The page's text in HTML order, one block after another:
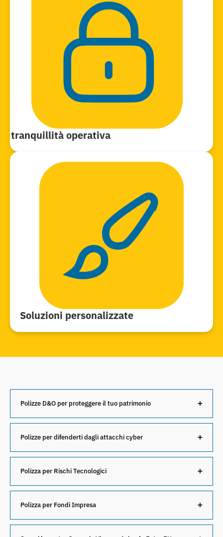
tranquillità operativa
Soluzioni personalizzate
Polizze D&O per proteggere il tuo patrimonio
Polizza D&o
Polizze per difenderti dagli attacchi cyber
Polizza Cybersecurity
Polizza per Rischi Tecnologici
Polizza Rischi Tecnologici
Polizza per Fondi Impresa
Polizza Fondi Impresa